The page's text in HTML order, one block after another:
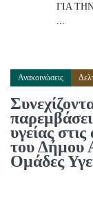
ΓΙΑ ΤΗΝ
Ανακοινώσεις
υγείας
του Δήμου
Ομάδες